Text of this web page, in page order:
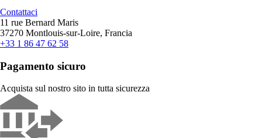
Contattaci
11 rue Bernard Maris
37270 Montlouis-sur-Loire, Francia
+33 1 86 47 62 58
Pagamento sicuro
Acquista sul nostro sito in tutta sicurezza